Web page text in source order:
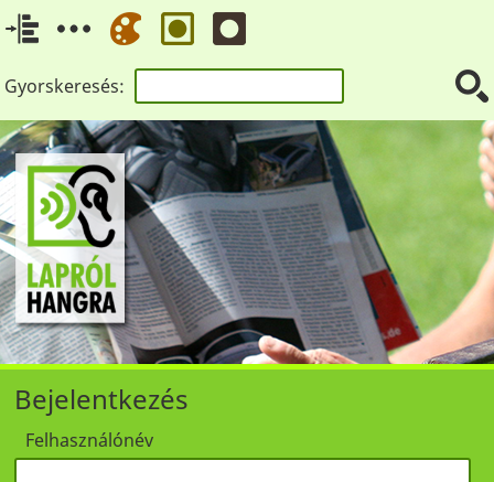
Gyorskeresés:
Bejelentkezés
Felhasználónév